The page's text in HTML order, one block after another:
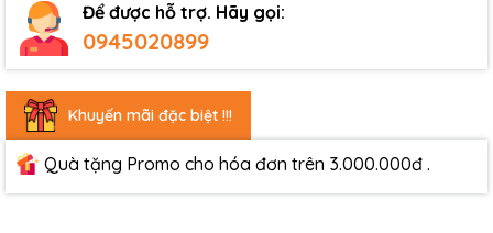
Để được hỗ trợ. Hãy gọi:
0945020899
Khuyến mãi đặc biệt !!!
Quà tặng Promo cho hóa đơn trên 3.000.000đ .